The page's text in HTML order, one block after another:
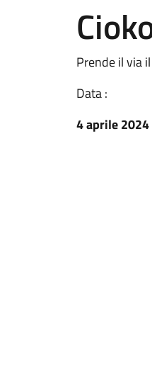
Prende il via
Data :
4 aprile 2024